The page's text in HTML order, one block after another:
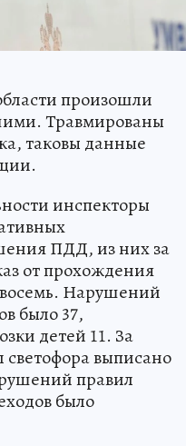
произошли
Травмированы
таковы данные
инспекторы
ПДД, из них за
от прохождения
Нарушений
было 37,
детей 11. За
выписано
правил
было